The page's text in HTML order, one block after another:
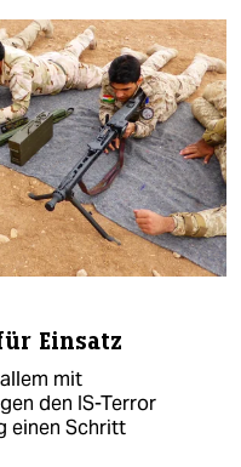
Einsatz
mit
den IS-Terror
einen Schritt